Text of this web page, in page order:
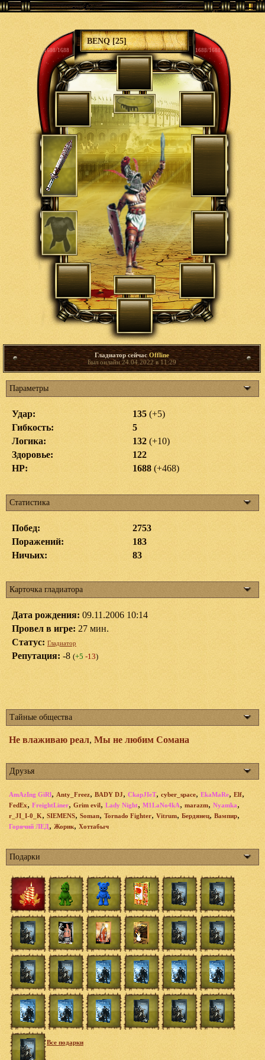
BENQ [25]
1688/1688 1688/1688
Гладиатор сейчасOffline
Был онлайн 24.04.2022 в 11:29
Параметры
Удар: 135 (+5)
Гибкость:
5
Логика:
132 (+10)
Здоровье:
122
HP:
1688 (+468)
Статистика
Побед:
2753
Поражений:
183
Ничьих:
83
Карточка гладиатора
Дата рождения: 09.11.2006 10:14
Провел в игре: 27 мин.
Статус: Гладиатор
Репутация: -8 (+5 -13)
Тайные общества
Не влаживаю реал, Мы не любим Сомана
Друзья
AmAzIng GiRl, Anty_Freez, BADY DJ, CkapJIeT, cyber_space, EkaMaRe, Elf,
FedEx, FreightLiner, Grim evil, Lady Night, M1LaNo4kA, marazm, Nyamka,
r_JI_I-0_K, SIEMENS, Soman, Tornado Fighter, Vitrum, Бердянец, Вампир,
Горячий ЛЕД, Жорик, Хоттабыч
Подарки
Все подарки